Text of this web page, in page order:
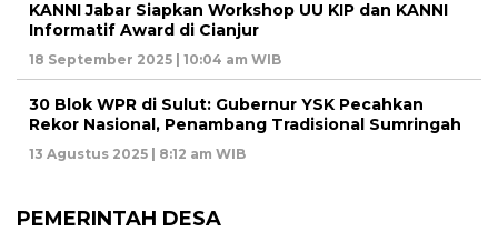
KANNI Jabar Siapkan Workshop UU KIP dan KANNI
Informatif Award di Cianjur
18 September 2025 | 10:04 am WIB
30 Blok WPR di Sulut: Gubernur YSK Pecahkan
Rekor Nasional, Penambang Tradisional Sumringah
13 Agustus 2025 | 8:12 am WIB
PEMERINTAH DESA